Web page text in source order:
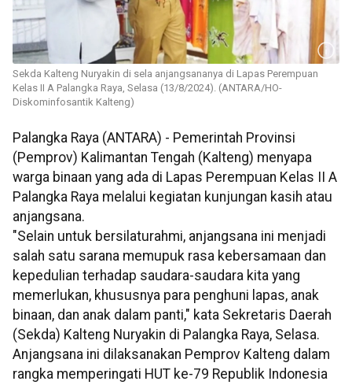
Sekda Kalteng Nuryakin di sela anjangsananya di Lapas Perempuan
Kelas II A Palangka Raya, Selasa (13/8/2024). (ANTARA/HO-
Diskominfosantik Kalteng)
Palangka Raya (ANTARA) - Pemerintah Provinsi
(Pemprov) Kalimantan Tengah (Kalteng) menyapa
warga binaan yang ada di Lapas Perempuan Kelas II A
Palangka Raya melalui kegiatan kunjungan kasih atau
anjangsana.
"Selain untuk bersilaturahmi, anjangsana ini menjadi
salah satu sarana memupuk rasa kebersamaan dan
kepedulian terhadap saudara-saudara kita yang
memerlukan, khususnya para penghuni lapas, anak
binaan, dan anak dalam panti," kata Sekretaris Daerah
(Sekda) Kalteng Nuryakin di Palangka Raya, Selasa.
Anjangsana ini dilaksanakan Pemprov Kalteng dalam
rangka memperingati HUT ke-79 Republik Indonesia